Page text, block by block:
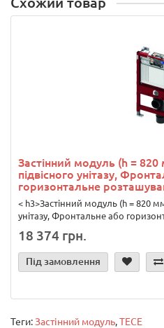
Застінний модуль (h =
підвісного унітазу,
горизонтальне
< h3>Застінний модуль (h = 820
унітазу, Фронтальне або
18 374 грн.
Під замовлення
Теги:Застінний модуль,TECE